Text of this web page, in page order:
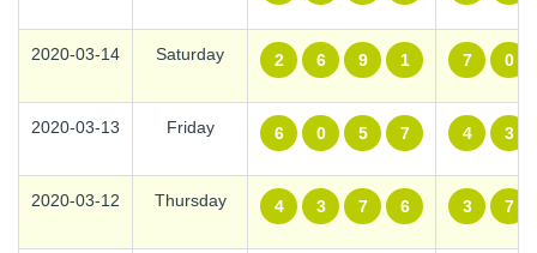
2020-03-14 Saturday 2 6 9 1 7 0
2020-03-13 Friday 6 0 5 7 4 3
2020-03-12 Thursday 4 3 7 6 3 7